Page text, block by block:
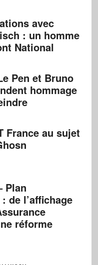
avec
: un homme
National
Pen et Bruno
hommage
France au sujet
Plan
de l’affichage
réforme